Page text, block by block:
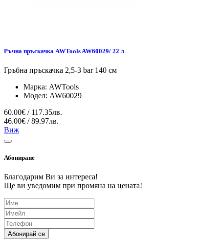
Ръчна пръскачка AWTools AW60029/ 22 л
Гръбна пръскачка 2,5-3 bar 140 см
Марка: AWTools
Модел: AW60029
60.00€ / 117.35лв.
46.00€ / 89.97лв.
Виж
Абониране
Благодарим Ви за интереса!
Ще ви уведомим при промяна на цената!
Абонирай се